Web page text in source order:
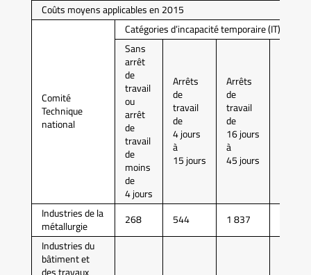
Coûts moyens applicables en 2015
Comité
Technique
national
Catégories d’incapacité temporaire (IT)
Sans
arrêt
de
travail
ou
arrêt
de
travail
de
moins
de
4 jours
Arrêts
de
travail
de
4 jours
à
15 jours
Arrêts
de
travail
de
16 jours
à
45 jours
Industries de la
métallurgie 268 544 1 837
Industries du
bâtiment et